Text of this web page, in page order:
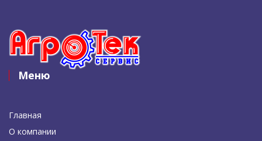
Меню
Главная
О компании